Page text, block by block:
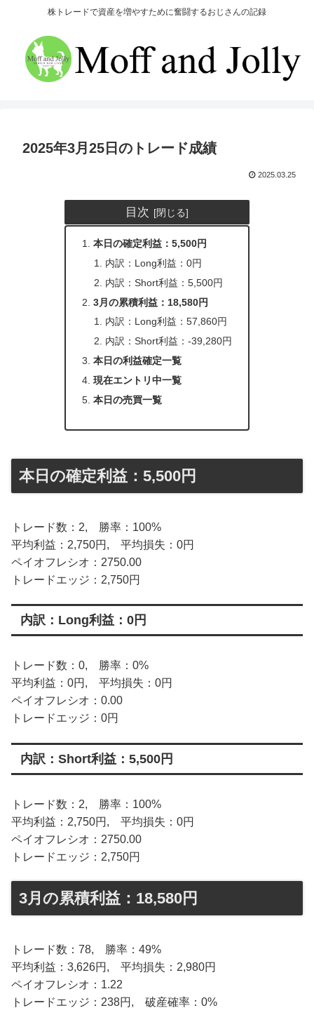
株トレードで資産を増やすために奮闘するおじさんの記録
2025年3月25日のトレード成績
2025.03.25
目次
本日の確定利益：5,500円
内訳：Long利益：0円
内訳：Short利益：5,500円
3月の累積利益：18,580円
内訳：Long利益：57,860円
内訳：Short利益：-39,280円
本日の利益確定一覧
現在エントリ中一覧
本日の売買一覧
本日の確定利益：5,500円
トレード数：2, 勝率：100%
平均利益：2,750円, 平均損失：0円
ペイオフレシオ：2750.00
トレードエッジ：2,750円
内訳：Long利益：0円
トレード数：0, 勝率：0%
平均利益：0円, 平均損失：0円
ペイオフレシオ：0.00
トレードエッジ：0円
内訳：Short利益：5,500円
トレード数：2, 勝率：100%
平均利益：2,750円, 平均損失：0円
ペイオフレシオ：2750.00
トレードエッジ：2,750円
3月の累積利益：18,580円
トレード数：78, 勝率：49%
平均利益：3,626円, 平均損失：2,980円
ペイオフレシオ：1.22
トレードエッジ：238円, 破産確率：0%